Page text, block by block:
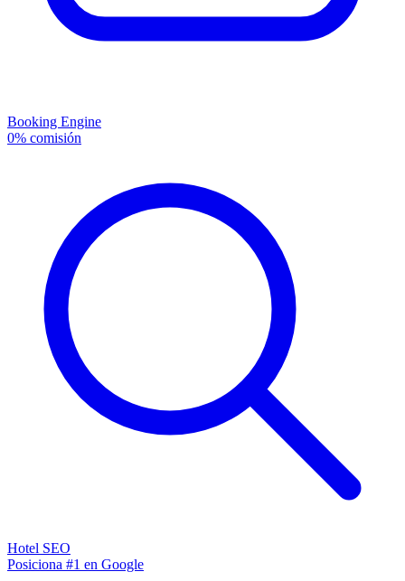
Booking Engine
0% comisión
Hotel SEO
Posiciona #1 en Google